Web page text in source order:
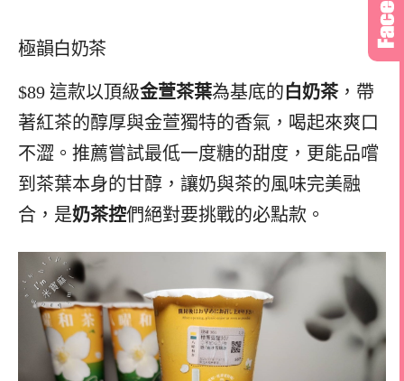
極韻白奶茶
$89 這款以頂級金萱茶葉為基底的白奶茶，帶
著紅茶的醇厚與金萱獨特的香氣，喝起來爽口
不澀。推薦嘗試最低一度糖的甜度，更能品嚐
到茶葉本身的甘醇，讓奶與茶的風味完美融
合，是奶茶控們絕對要挑戰的必點款。